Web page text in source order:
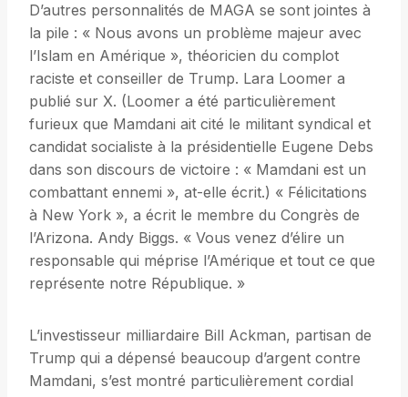
D’autres personnalités de MAGA se sont jointes à
la pile : « Nous avons un problème majeur avec
l’Islam en Amérique », théoricien du complot
raciste et conseiller de Trump. Lara Loomer a
publié sur X. (Loomer a été particulièrement
furieux que Mamdani ait cité le militant syndical et
candidat socialiste à la présidentielle Eugene Debs
dans son discours de victoire : « Mamdani est un
combattant ennemi », at-elle écrit.) « Félicitations
à New York », a écrit le membre du Congrès de
l’Arizona. Andy Biggs. « Vous venez d’élire un
responsable qui méprise l’Amérique et tout ce que
représente notre République. »
L’investisseur milliardaire Bill Ackman, partisan de
Trump qui a dépensé beaucoup d’argent contre
Mamdani, s’est montré particulièrement cordial